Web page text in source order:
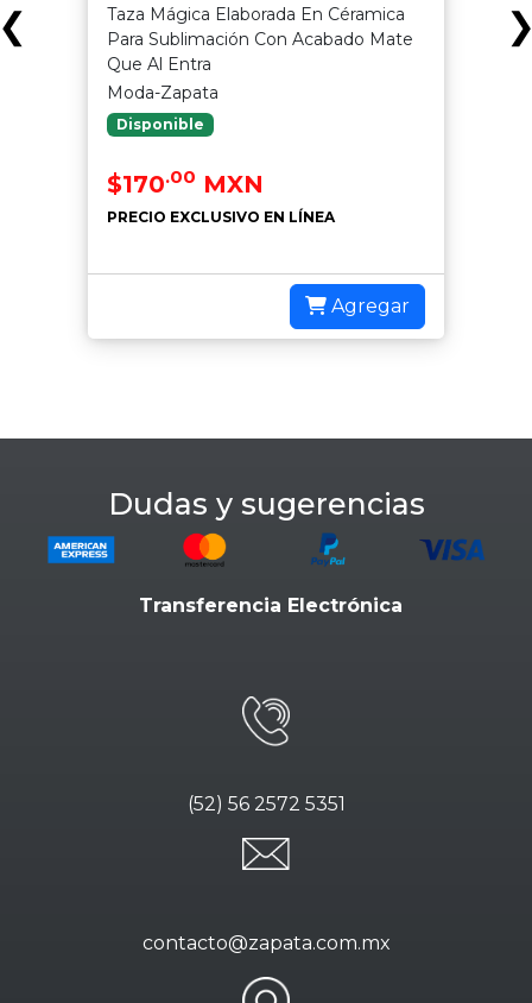
Taza Mágica Elaborada En Céramica
Para Sublimación Con Acabado Mate
Que Al Entra
Moda-Zapata
Disponible
$170.00 MXN
PRECIO EXCLUSIVO EN LÍNEA
Agregar
Dudas y sugerencias
Transferencia Electrónica
(52) 56 2572 5351
contacto@zapata.com.mx